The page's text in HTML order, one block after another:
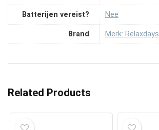
Batterijen vereist? ‎Nee
Brand Merk: Relaxdays
Related Products